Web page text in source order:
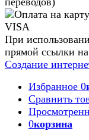
При
прямой ссылки
Создание
Избранное 0
Сравнить
0корзина